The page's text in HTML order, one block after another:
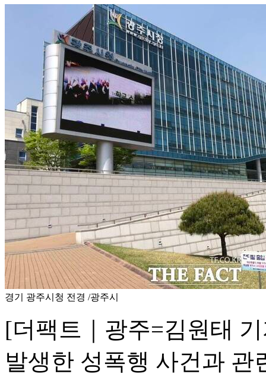
경기 광주시청 전경 /광주시
[더팩트｜광주=김원태
발생한 성폭행 사건과 관